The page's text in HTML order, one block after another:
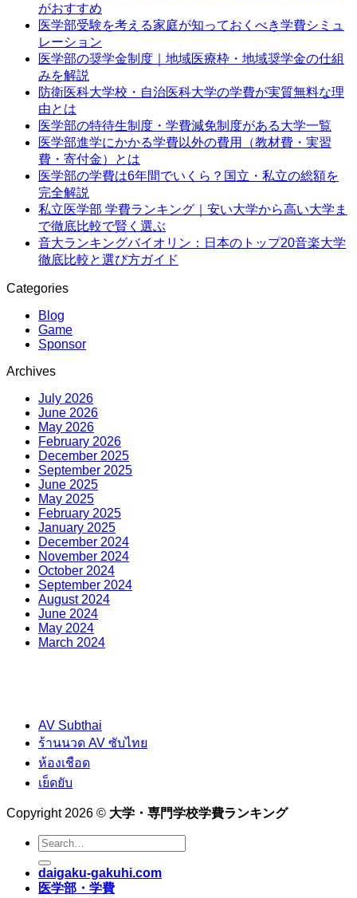
がおすすめ
医学部受験を考える家庭が知っておくべき学費シミュ
レーション
医学部の奨学金制度｜地域医療枠・地域奨学金の仕組
みを解説
防衛医科大学校・自治医科大学の学費が実質無料な理
由とは
医学部の特待生制度・学費減免制度がある大学一覧
医学部進学にかかる学費以外の費用（教材費・実習
費・寄付金）とは
医学部の学費は6年間でいくら？国立・私立の総額を
完全解説
私立医学部 学費ランキング｜安い大学から高い大学ま
で徹底比較で賢く選ぶ
音大ランキングバイオリン：日本のトップ20音楽大学
徹底比較と選び方ガイド
Categories
Blog
Game
Sponsor
Archives
July 2026
June 2026
May 2026
February 2026
December 2025
September 2025
June 2025
May 2025
February 2025
January 2025
December 2024
November 2024
October 2024
September 2024
August 2024
June 2024
May 2024
March 2024
AV Subthai
ร้านนวด AV ซับไทย
ห้องเชือด
เย็ดยับ
Copyright 2026 © 大学・専門学校学費ランキング
daigaku-gakuhi.com
医学部・学費